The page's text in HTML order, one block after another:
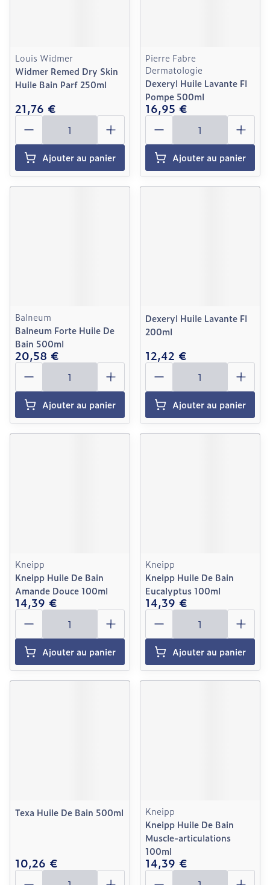
Louis Widmer
Widmer Remed Dry Skin
Huile Bain Parf 250ml
21,76 €
Quantité
Ajouter au panier
Pierre Fabre
Dermatologie
Dexeryl Huile Lavante Fl
Pompe 500ml
16,95 €
Quantité
Ajouter au panier
Balneum
Balneum Forte Huile De
Bain 500ml
20,58 €
Quantité
Ajouter au panier
Dexeryl Huile Lavante Fl
200ml
12,42 €
Quantité
Ajouter au panier
Kneipp
Kneipp Huile De Bain
Amande Douce 100ml
14,39 €
Quantité
Ajouter au panier
Kneipp
Kneipp Huile De Bain
Eucalyptus 100ml
14,39 €
Quantité
Ajouter au panier
Texa Huile De Bain 500ml
10,26 €
Quantité
Kneipp
Kneipp Huile De Bain
Muscle-articulations
100ml
14,39 €
Quantité